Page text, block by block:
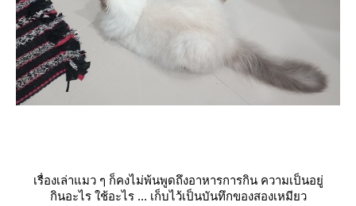
เรื่องเล่าแมว ๆ ก็คงไม่พ้นพูดถึงอาหารการกิน ความเป็นอยู่
กินอะไร ใช้อะไร ... เก็บไว้เป็นบันทึกของสองเหมียว